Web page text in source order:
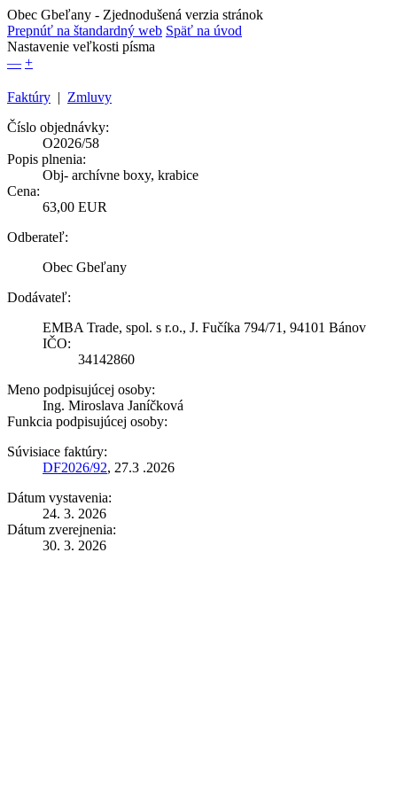
Obec Gbeľany - Zjednodušená verzia stránok
Prepnúť na štandardný web Späť na úvod
Nastavenie veľkosti písma
— +
Faktúry | Zmluvy
Číslo objednávky:
O2026/58
Popis plnenia:
Obj- archívne boxy, krabice
Cena:
63,00 EUR
Odberateľ:
Obec Gbeľany
Dodávateľ:
EMBA Trade, spol. s r.o., J. Fučíka 794/71, 94101 Bánov
IČO:
34142860
Meno podpisujúcej osoby:
Ing. Miroslava Janíčková
Funkcia podpisujúcej osoby:
Súvisiace faktúry:
DF2026/92, 27.3 .2026
Dátum vystavenia:
24. 3. 2026
Dátum zverejnenia:
30. 3. 2026